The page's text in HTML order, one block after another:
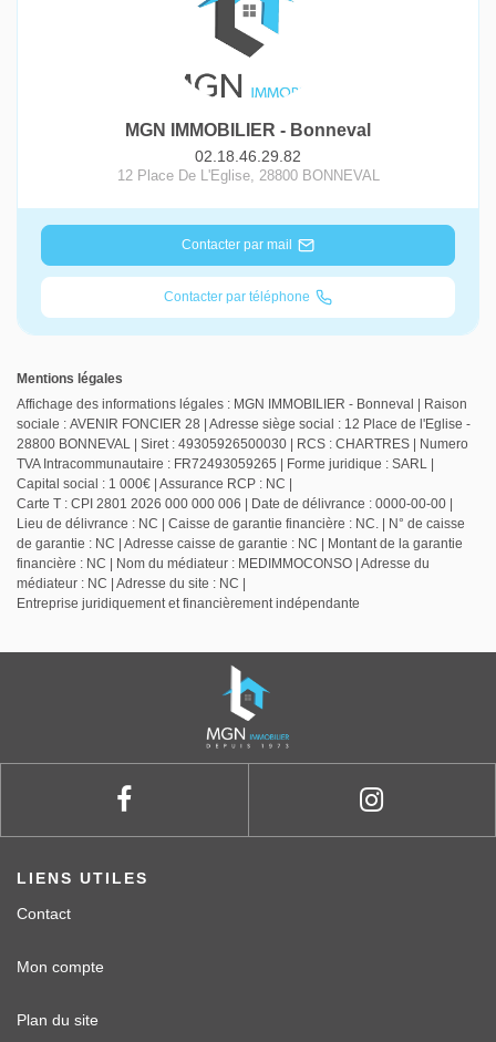
MGN IMMOBILIER - Bonneval
02.18.46.29.82
12 Place De L'Eglise, 28800 BONNEVAL
Contacter par mail
Contacter par téléphone
Mentions légales
Affichage des informations légales : MGN IMMOBILIER - Bonneval | Raison
sociale : AVENIR FONCIER 28 | Adresse siège social : 12 Place de l'Eglise -
28800 BONNEVAL | Siret : 49305926500030 | RCS : CHARTRES | Numero
TVA Intracommunautaire : FR72493059265 | Forme juridique : SARL |
Capital social : 1 000€ | Assurance RCP : NC |
Carte T : CPI 2801 2026 000 000 006 | Date de délivrance : 0000-00-00 |
Lieu de délivrance : NC | Caisse de garantie financière : NC. | N° de caisse
de garantie : NC | Adresse caisse de garantie : NC | Montant de la garantie
financière : NC | Nom du médiateur : MEDIMMOCONSO | Adresse du
médiateur : NC | Adresse du site : NC |
Entreprise juridiquement et financièrement indépendante
LIENS UTILES
Contact
Mon compte
Plan du site